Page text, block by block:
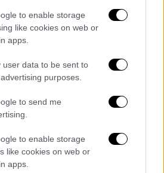
to enable storage
like cookies on web or
apps.
user data to be sent to
purposes.
to send me
to enable storage
like cookies on web or
apps.
τιμωρήθηκε από την
χωρίς
11:17
ή θα γίνει στέψη στο